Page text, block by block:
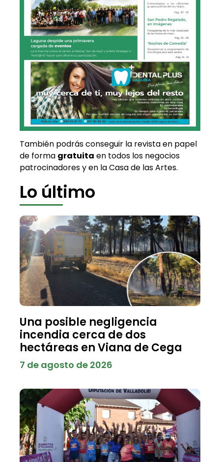
También podrás conseguir la revista en papel
de forma gratuita en todos los negocios
patrocinadores y en la Casa de las Artes.
Lo último
Una posible negligencia
incendia cerca de dos
hectáreas en Viana de Cega
7 de agosto de 2026